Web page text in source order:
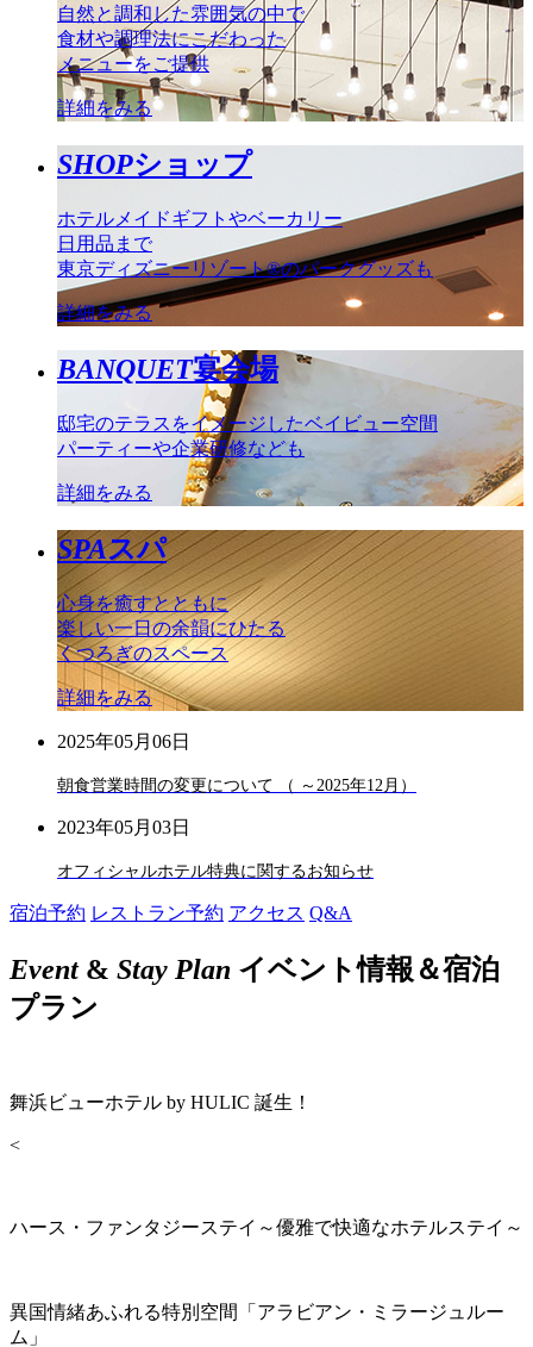
自然と調和した雰囲気の中で
食材や調理法にこだわった
メニューをご提供
詳細をみる
SHOPショップ
ホテルメイドギフトやベーカリー
日用品まで
東京ディズニーリゾート®のパークグッズも
詳細をみる
BANQUET宴会場
邸宅のテラスをイメージしたベイビュー空間
パーティーや企業研修なども
詳細をみる
SPAスパ
心身を癒すとともに
楽しい一日の余韻にひたる
くつろぎのスペース
詳細をみる
2025年05月06日
朝食営業時間の変更について （ ～2025年12月）
2023年05月03日
オフィシャルホテル特典に関するお知らせ
宿泊予約 レストラン予約 アクセス Q&A
Event& Stay Plan イベント情報＆宿泊
プラン
舞浜ビューホテル by HULIC 誕生！
<
ハース・ファンタジーステイ～優雅で快適なホテルステイ～
異国情緒あふれる特別空間「アラビアン・ミラージュルー
ム」